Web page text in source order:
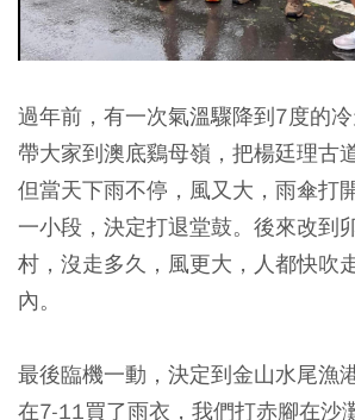
過年前，有一次氣溫驟降到7度的
帶大家到澳底鷄母嶺，把楊廷理古
但當天下雨不停，風又大，雨傘打
一小段，決定打退堂鼓。後來改到
村，沒走多久，風更大，人都快吹
內。
最後臨機一動，決定到金山水尾漁
在7-11買了雨衣，我們打赤腳在沙